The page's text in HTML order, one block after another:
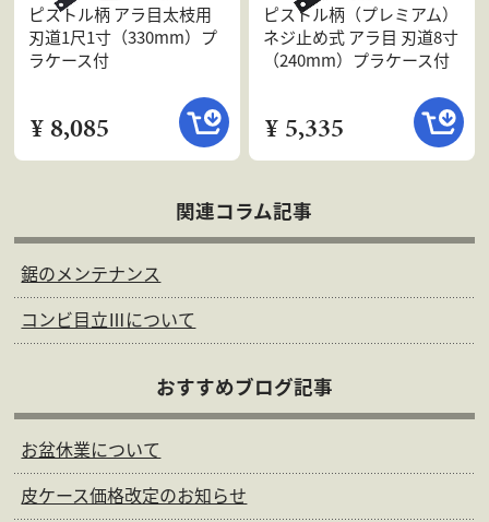
ピストル柄 アラ目太枝用
刃道1尺1寸（330mm）プ
ラケース付
¥ 8,085
ピストル柄（プレミアム）
ネジ止め式 アラ目 刃道8寸
（240mm）プラケース付
¥ 5,335
関連コラム記事
鋸のメンテナンス
コンビ目立Ⅲについて
おすすめブログ記事
お盆休業について
皮ケース価格改定のお知らせ